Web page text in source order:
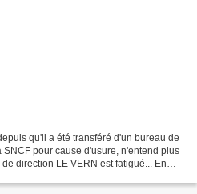
qu'il a été transféré d'un bureau de
pour cause d'usure, n'entend plus
direction LE VERN est fatigué... En